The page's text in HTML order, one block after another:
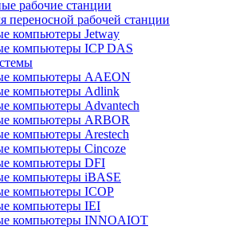
рабочие станции
переносной рабочей станции
компьютеры Jetway
компьютеры ICP DAS
компьютеры AAEON
компьютеры Adlink
компьютеры Advantech
компьютеры ARBOR
компьютеры Arestech
компьютеры Cincoze
компьютеры DFI
компьютеры iBASE
компьютеры ICOP
компьютеры IEI
компьютеры INNOAIOT